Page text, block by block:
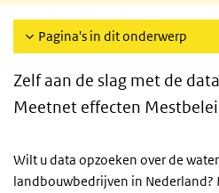
Pagina's in dit onderwerp
Zelf aan de slag met de
Meetnet effecten
Wilt u data opzoeken over de
landbouwbedrijven in